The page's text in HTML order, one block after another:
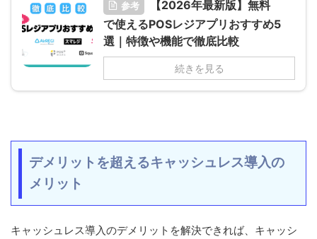
参考
【2026年最新版】無料
で使えるPOSレジアプリおすすめ5
選｜特徴や機能で徹底比較
続きを見る
デメリットを超えるキャッシュレス導入の
メリット
キャッシュレス導入のデメリットを解決できれば、キャッシ